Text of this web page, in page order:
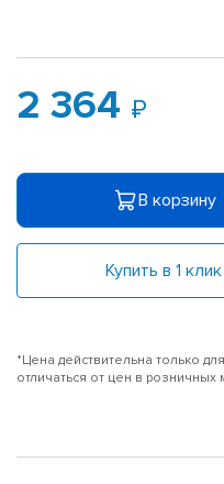
2 364
В корзину
Купить в 1 клик
*Цена действительна только
отличаться от цен в розничных